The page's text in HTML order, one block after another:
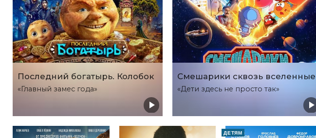
Последний богатырь. Колобок
«Главный замес года»
Смешарики сквозь вселенные
«Дети здесь не просто так»
ДЕТЯМ